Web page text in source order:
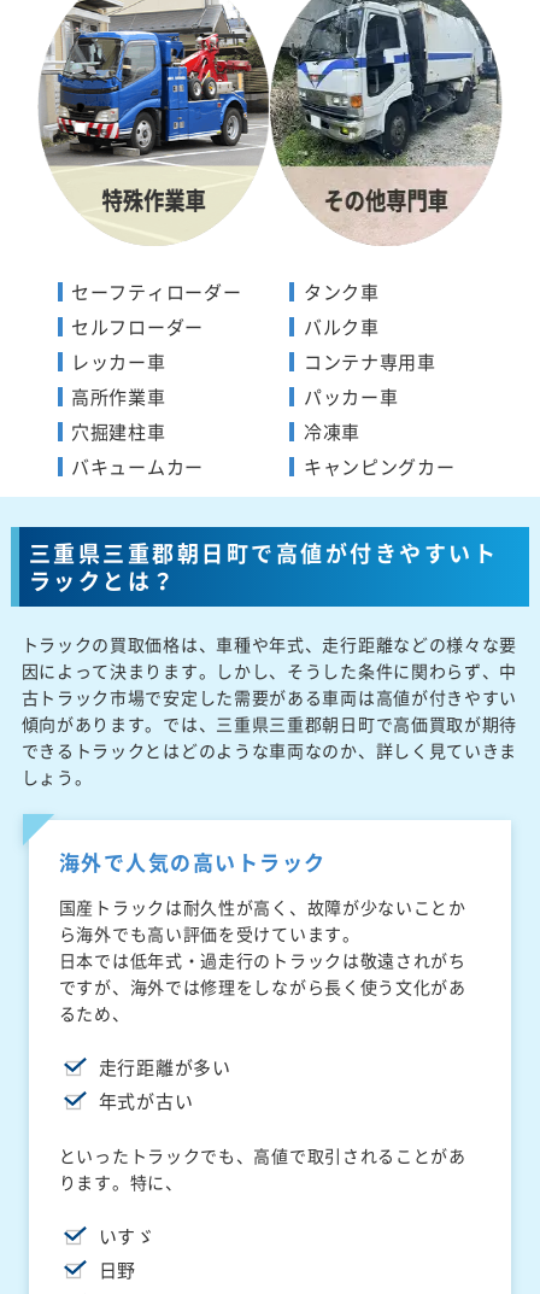
セーフティローダー
セルフローダー
レッカー車
高所作業車
穴掘建柱車
バキュームカー
タンク車
バルク車
コンテナ専用車
パッカー車
冷凍車
キャンピングカー
三重県三重郡朝日町で高値が付きやすいト
ラックとは？
トラックの買取価格は、車種や年式、走行距離などの様々な要
因によって決まります。しかし、そうした条件に関わらず、中
古トラック市場で安定した需要がある車両は高値が付きやすい
傾向があります。では、三重県三重郡朝日町で高価買取が期待
できるトラックとはどのような車両なのか、詳しく見ていきま
しょう。
海外で人気の高いトラック
国産トラックは耐久性が高く、故障が少ないことか
ら海外でも高い評価を受けています。
日本では低年式・過走行のトラックは敬遠されがち
ですが、海外では修理をしながら長く使う文化があ
るため、
走行距離が多い
年式が古い
といったトラックでも、高値で取引されることがあ
ります。特に、
いすゞ
日野